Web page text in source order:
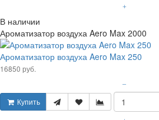
+
В наличии
Ароматизатор воздуха Aero Max 2000
Ароматизатор воздуха Aero Max 250
16850 руб.
Купить
–